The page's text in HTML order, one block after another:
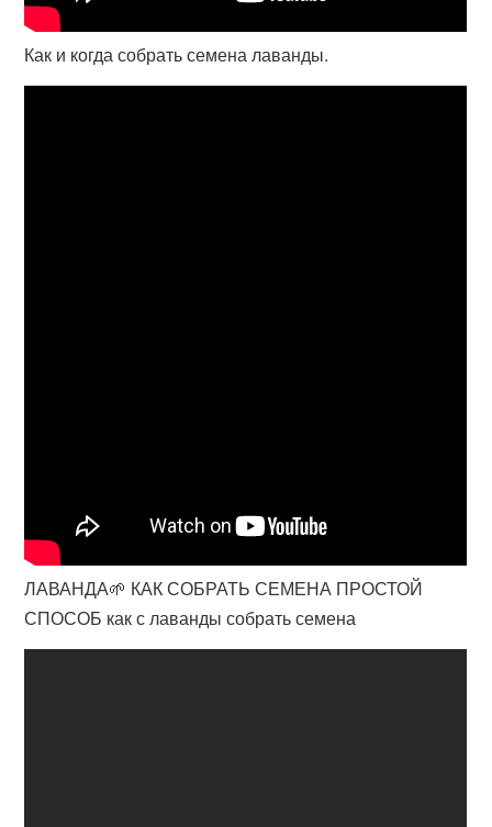
Как и когда собрать семена лаванды.
ЛАВАНДА🌱 КАК СОБРАТЬ СЕМЕНА ПРОСТОЙ
СПОСОБ как с лаванды собрать семена